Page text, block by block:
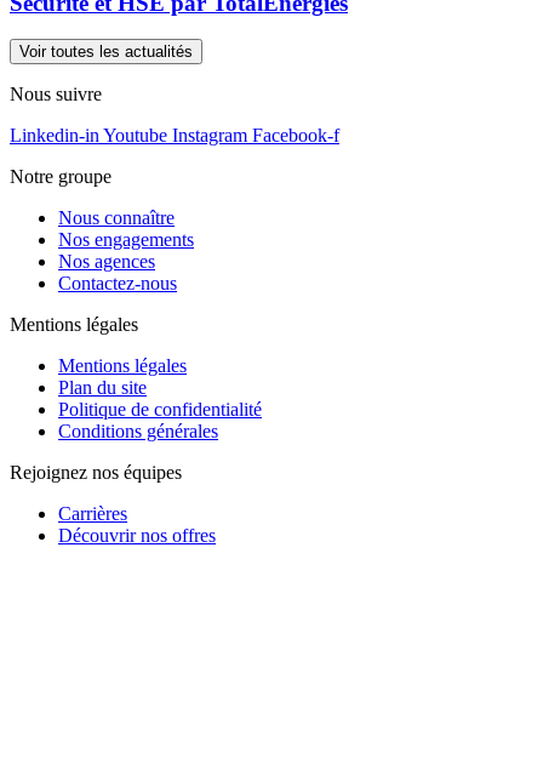
Voir toutes les actualités
Nous suivre
Linkedin-in Youtube Instagram Facebook-f
Notre groupe
Nous connaître
Nos engagements
Nos agences
Contactez-nous
Mentions légales
Mentions légales
Plan du site
Politique de confidentialité
Conditions générales
Rejoignez nos équipes
Carrières
Découvrir nos offres